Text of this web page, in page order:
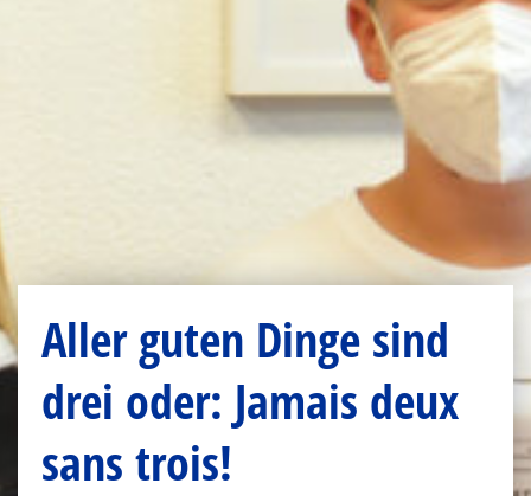
Aller guten Dinge sind
drei oder: Jamais deux
sans trois!